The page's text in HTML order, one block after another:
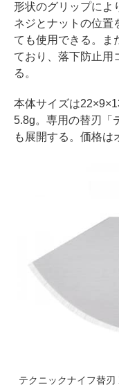
形状のグリップによ
ネジとナットの位置
ても使用できる。ま
ており、落下防止用
る。
本体サイズは
5.8g。専用の替刃「
も展開する。価格は
テクニックナイフ替刃